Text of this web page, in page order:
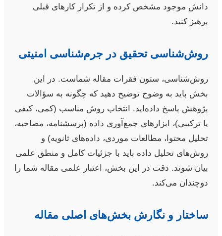
دانش موجود مشخص کرده و از تکرار کارهای قبلی
پرهیز کنید.
روش‌شناسی تحقیق در جرم‌شناسی امنیتی
روش‌شناسی، ستون فقرات مقاله شماست. در این
بخش باید به وضوح توضیح دهید که چگونه به سؤالات
پژوهش پاسخ داده‌اید. انتخاب روش مناسب (کمی، کیفی
یا ترکیبی)، ابزارهای جمع‌آوری داده (پرسشنامه، مصاحبه،
تحلیل محتوا، مطالعات موردی، داده‌های ثانویه) و
روش‌های تحلیل داده باید با جزئیات کامل و منطق علمی
بیان شوند. دقت در این بخش، اعتبار علمی مقاله شما را
دوچندان می‌کند.
ساختار و نگارش بخش‌های اصلی مقاله